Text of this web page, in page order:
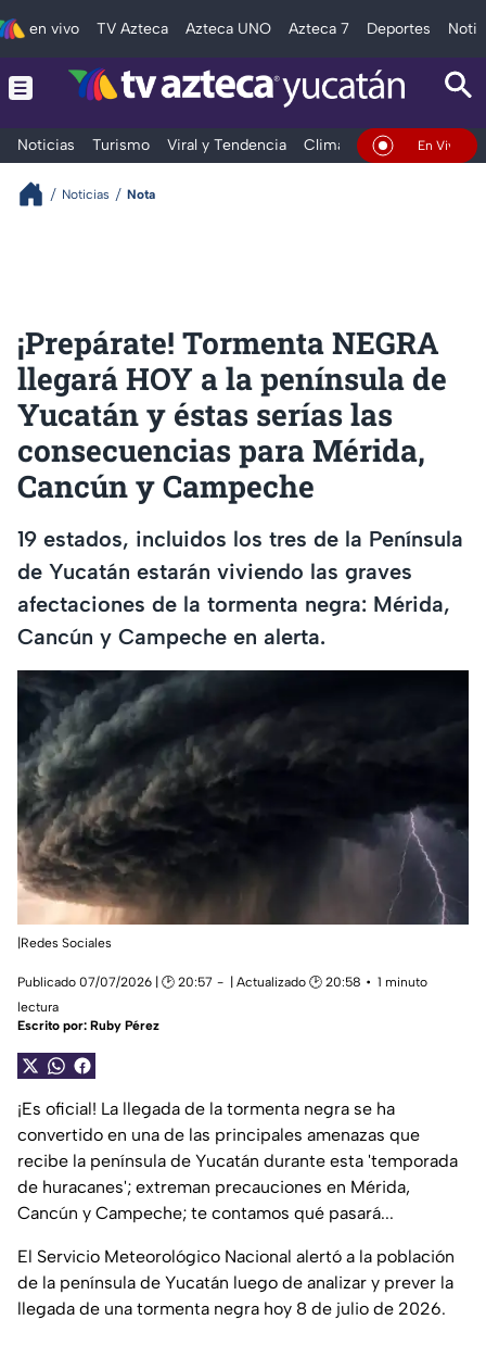
en vivo TV Azteca Azteca UNO Azteca 7 Deportes
Noticias Turismo Viral y Tendencia Clima DeportesEn Vivo
Noticias Nota
¡Prepárate! Tormenta NEGRA
llegará HOY a la península de
Yucatán y éstas serías las
consecuencias para Mérida,
Cancún y Campeche
19 estados, incluidos los tres de la Península
de Yucatán estarán viviendo las graves
afectaciones de la tormenta negra: Mérida,
Cancún y Campeche en alerta.
|Redes Sociales
Publicado 07/07/2026 | 🕑 20:57 | Actualizado 🕑 20:58
1 minuto
lectura
Escrito por: Ruby Pérez
¡Es oficial! La llegada de la tormenta negra se ha
convertido en una de las principales amenazas que
recibe la península de Yucatán durante esta 'temporada
de huracanes'; extreman precauciones en Mérida,
Cancún y Campeche; te contamos qué pasará...
El Servicio Meteorológico Nacional alertó a la población
de la península de Yucatán luego de analizar y prever la
llegada de una tormenta negra hoy 8 de julio de 2026.